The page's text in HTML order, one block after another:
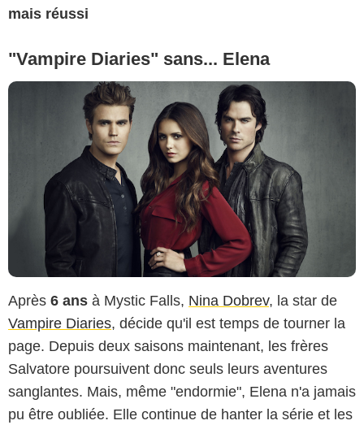
mais réussi
"Vampire Diaries" sans... Elena
Après 6 ans à Mystic Falls, Nina Dobrev, la star de
Vampire Diaries, décide qu'il est temps de tourner la
page. Depuis deux saisons maintenant, les frères
Salvatore poursuivent donc seuls leurs aventures
sanglantes. Mais, même "endormie", Elena n'a jamais
pu être oubliée. Elle continue de hanter la série et les